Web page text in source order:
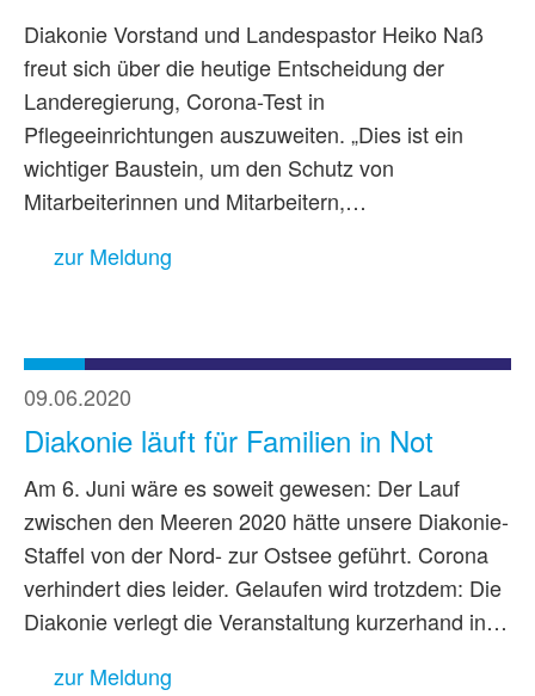
Diakonie Vorstand und Landespastor Heiko Naß
freut sich über die heutige Entscheidung der
Landeregierung, Corona-Test in
Pflegeeinrichtungen auszuweiten. „Dies ist ein
wichtiger Baustein, um den Schutz von
Mitarbeiterinnen und Mitarbeitern,…
zur Meldung
09.06.2020
Diakonie läuft für Familien in Not
Am 6. Juni wäre es soweit gewesen: Der Lauf
zwischen den Meeren 2020 hätte unsere Diakonie-
Staffel von der Nord- zur Ostsee geführt. Corona
verhindert dies leider. Gelaufen wird trotzdem: Die
Diakonie verlegt die Veranstaltung kurzerhand in…
zur Meldung